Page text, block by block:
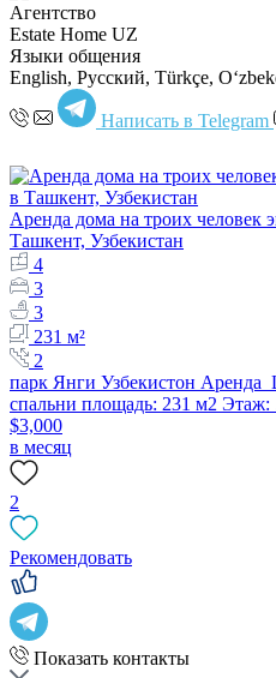
Агентство
Estate Home UZ
Языки общения
English, Русский, Türkçe,
Написать в Telegram
Аренда дома на троих человек
Ташкент, Узбекистан
4
3
3
231 м²
2
парк Янги Узбекистон Аренда
спальни площадь: 231 м2
$3,000
в месяц
2
Рекомендовать
Показать контакты